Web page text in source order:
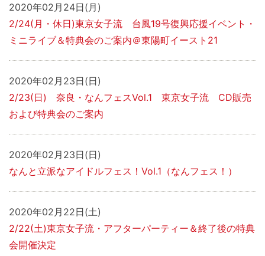
2020年02月24日(月)
2/24(月・休日)東京女子流 台風19号復興応援イベント・
ミニライブ＆特典会のご案内＠東陽町イースト21
2020年02月23日(日)
2/23(日) 奈良・なんフェスVol.1 東京女子流 CD販売
および特典会のご案内
2020年02月23日(日)
なんと立派なアイドルフェス！Vol.1（なんフェス！）
2020年02月22日(土)
2/22(土)東京女子流・アフターパーティー＆終了後の特典
会開催決定